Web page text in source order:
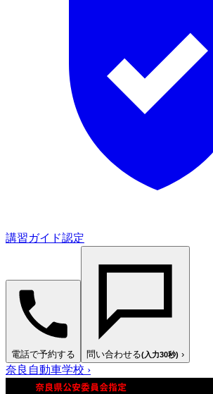
講習ガイド認定
電話で予約する 問い合わせる(入力30秒) ›
奈良自動車学校 ›